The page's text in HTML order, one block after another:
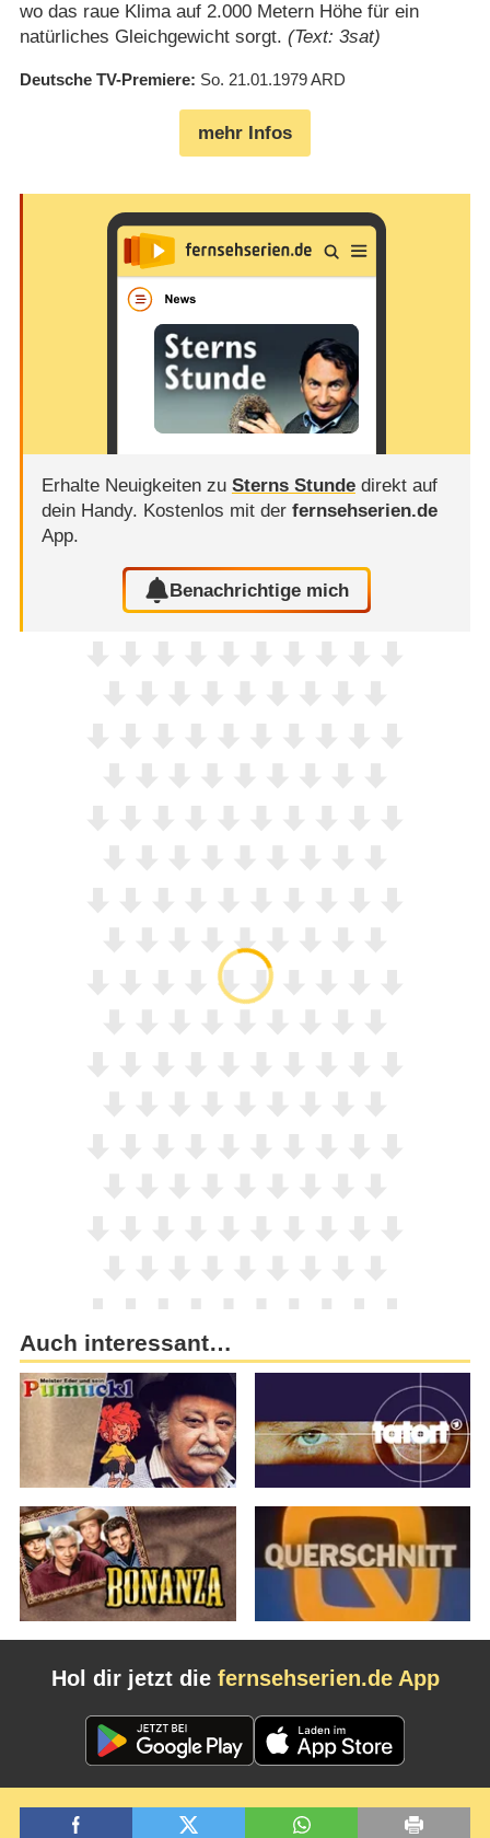
wo das raue Klima auf 2.000 Metern Höhe für ein
natürliches Gleichgewicht sorgt. (Text: 3sat)
Deutsche TV-Premiere So. 21.01.1979ARD
mehr Infos
Erhalte Neuigkeiten zu Sterns Stundedirekt auf
dein Handy. Kostenlos mit der fernsehserien.de
App.
Benachrichtige mich
Auch interessant…
Hol dir jetzt die fernsehserien.de App